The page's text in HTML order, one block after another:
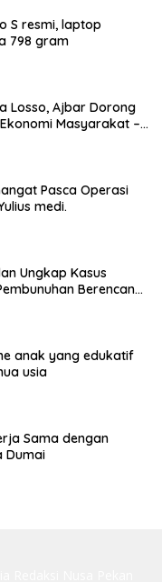
S resmi, laptop
798 gram
Losso, Ajbar Dorong
Masyarakat –
Pasca Operasi
medi.
Ungkap Kasus
Berencana,
anak yang edukatif
usia
Sama dengan
Dumai